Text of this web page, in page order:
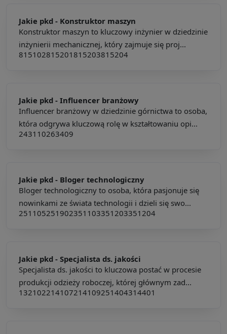
Jakie pkd - Konstruktor maszyn
Konstruktor maszyn to kluczowy inżynier w dziedzinie
inżynierii mechanicznej, który zajmuje się proj...
815102815201815203815204
Jakie pkd - Influencer branżowy
Influencer branżowy w dziedzinie górnictwa to osoba,
która odgrywa kluczową rolę w kształtowaniu opi...
243110263409
Jakie pkd - Bloger technologiczny
Bloger technologiczny to osoba, która pasjonuje się
nowinkami ze świata technologii i dzieli się swo...
251105251902351103351203351204
Jakie pkd - Specjalista ds. jakości
Specjalista ds. jakości to kluczowa postać w procesie
produkcji odzieży roboczej, której głównym zad...
132102214107214109251404314401